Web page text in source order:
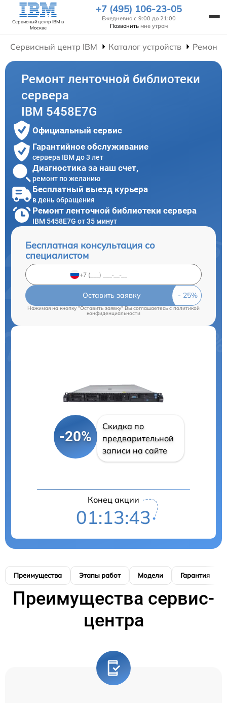
Сервисный центр IBM в
Москве
+7 (495) 106-23-05
Ежедневно с 9:00 до 21:00
Позвонить мне утром
Сервисный центр IBM Каталог устройств Ремонт
Ремонт ленточной библиотеки
сервера
IBM 5458E7G
Официальный сервис
Гарантийное обслуживание
сервера IBM до 3 лет
Диагностика за наш счет,
ремонт по желанию
Бесплатный выезд курьера
в день обращения
Ремонт ленточной библиотеки сервера
IBM 5458E7G от 35 минут
Бесплатная консультация со
специалистом
Оставить заявку
Нажимая на кнопку "Оставить заявку" Вы соглашаетесь c политикой
конфиденциальности
-20%
Скидка по
предварительной
записи на сайте
Конец акции
01:13:42
Преимущества Этапы работ Модели Гарантия
Преимущества сервис-
центра